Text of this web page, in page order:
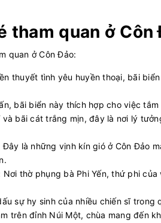
tham quan ở Côn
quan ở Côn Đảo:
thuyết tình yêu huyền thoại, bãi
bãi biển này thích hợp cho việc tắm
bãi cát trắng mịn, đây là nơi lý
Đây là những vịnh kín gió ở Côn Đảo
Nơi thờ phụng bà Phi Yến, thứ phi
sự hy sinh của nhiều chiến sĩ trong
trên đỉnh Núi Một, chùa mang đến